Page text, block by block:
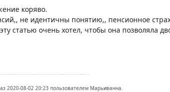
коряво.
не идентичны понятию,, пенсионное
статью очень хотел, чтобы она позволяла
2020-08-02 20:23 пользователем Марьиванна.